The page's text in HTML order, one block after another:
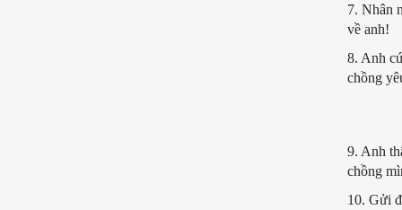
7. Nhân
về anh!
8. Anh
chồng
9. Anh
chồng
10. Gửi